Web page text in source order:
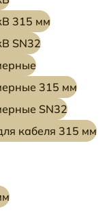
315 мм
SN32
315 мм
SN32
кабеля 315 мм